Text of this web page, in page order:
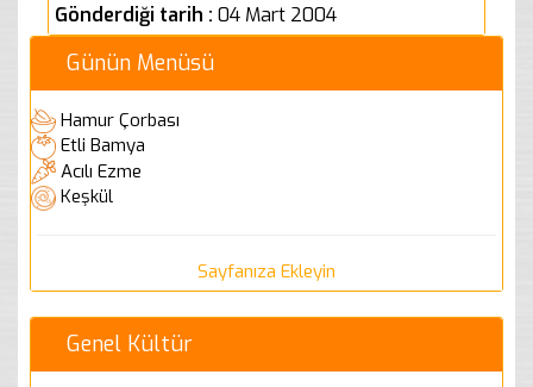
Gönderdiği tarih : 04 Mart 2004
Günün Menüsü
Hamur Çorbası
Etli Bamya
Acılı Ezme
Keşkül
Sayfanıza Ekleyin
Genel Kültür